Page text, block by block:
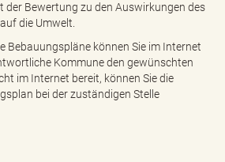
der Bewertung zu den Auswirkungen des
die Umwelt.
Bebauungspläne können Sie im Internet
Kommune den gewünschten
im Internet bereit, können Sie die
bei der zuständigen Stelle